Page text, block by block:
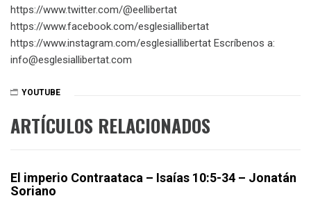
https://www.twitter.com/@eellibertat
https://www.facebook.com/esglesiallibertat
https://www.instagram.com/esglesiallibertat Escríbenos a:
info@esglesiallibertat.com
YOUTUBE
ARTÍCULOS RELACIONADOS
El imperio Contraataca – Isaías 10:5-34 – Jonatán
Soriano